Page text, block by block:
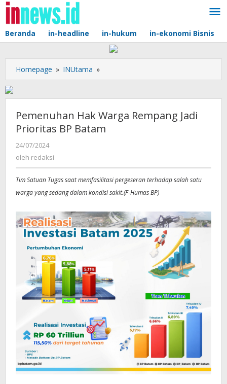
Lewati
konten
Beranda in-headline in-hukum in-ekonomi Bisnis
Homepage » INUtama »
Hak
Rempang
Jadi
Prioritas
BP
Pemenuhan Hak Warga Rempang Jadi
Prioritas BP Batam
24/07/2024
redaksi
oleh redaksi
Tim Satuan Tugas saat memfasilitasi pergeseran terhadap salah satu
warga yang sedang dalam kondisi sakit.(F-Humas BP)